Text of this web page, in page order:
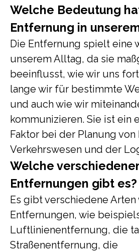
Welche Bedeutung
Entfernung in
Die Entfernung spielt eine
unserem Alltag, da sie
beeinflusst, wie wir uns
lange wir für bestimmte
und auch wie wir
kommunizieren. Sie ist ein
Faktor bei der Planung von
Verkehrswesen und der
Welche
Entfernungen gibt es?
Es gibt verschiedene Arten
Entfernungen, wie
Luftlinienentfernung, die
Straßenentfernung, die